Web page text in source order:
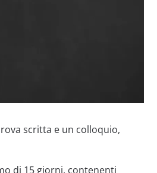
scritta e un colloquio,
di 15 giorni, contenenti